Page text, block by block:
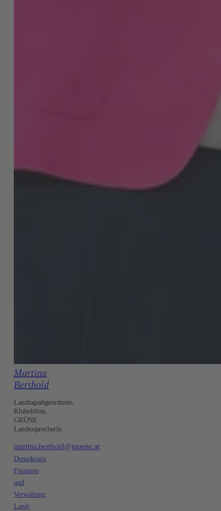
Martina
Berthold
Landtagsabgeordnete,
Klubobfrau,
GRÜNE
Landessprecherin
martina.berthold@gruene.at
Demokratie
Finanzen
und
Verwaltung
Land-